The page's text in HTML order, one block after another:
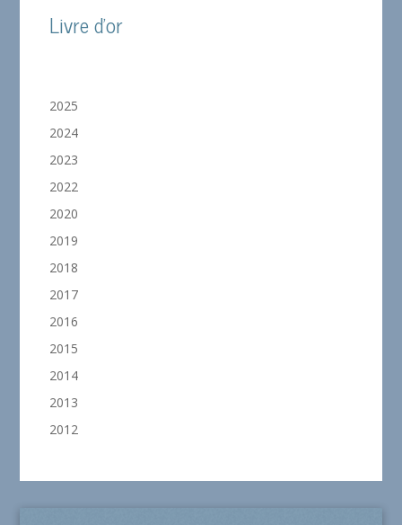
Livre d'or
2025
2024
2023
2022
2020
2019
2018
2017
2016
2015
2014
2013
2012